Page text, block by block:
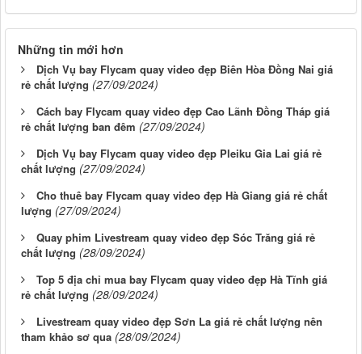
Những tin mới hơn
Dịch Vụ bay Flycam quay video đẹp Biên Hòa Đồng Nai giá
rẻ chất lượng (27/09/2024)
Cách bay Flycam quay video đẹp Cao Lãnh Đồng Tháp giá
rẻ chất lượng ban đêm (27/09/2024)
Dịch Vụ bay Flycam quay video đẹp Pleiku Gia Lai giá rẻ
chất lượng (27/09/2024)
Cho thuê bay Flycam quay video đẹp Hà Giang giá rẻ chất
lượng (27/09/2024)
Quay phim Livestream quay video đẹp Sóc Trăng giá rẻ
chất lượng (28/09/2024)
Top 5 địa chỉ mua bay Flycam quay video đẹp Hà Tĩnh giá
rẻ chất lượng (28/09/2024)
Livestream quay video đẹp Sơn La giá rẻ chất lượng nên
tham khảo sơ qua (28/09/2024)